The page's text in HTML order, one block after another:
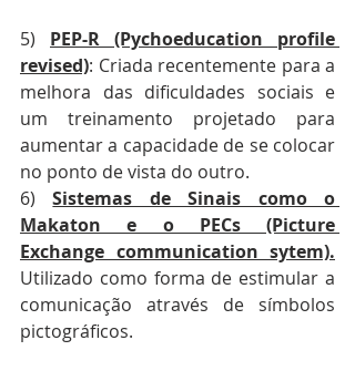
5) PEP-R (Pychoeducation profile
revised): Criada recentemente para a
melhora das dificuldades sociais e
um treinamento projetado para
aumentar a capacidade de se colocar
no ponto de vista do outro.
6) Sistemas de Sinais como o
Makaton e o PECs (Picture
Exchange communication sytem).
Utilizado como forma de estimular a
comunicação através de símbolos
pictográficos.